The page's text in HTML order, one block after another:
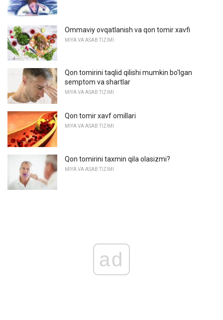
Ommaviy ovqatlanish va qon tomir xavfi
MIYA VA ASAB TIZIMI
Qon tomirini taqlid qilishi mumkin bo'lgan
semptom va shartlar
MIYA VA ASAB TIZIMI
Qon tomir xavf omillari
MIYA VA ASAB TIZIMI
Qon tomirini taxmin qila olasizmi?
MIYA VA ASAB TIZIMI
ad